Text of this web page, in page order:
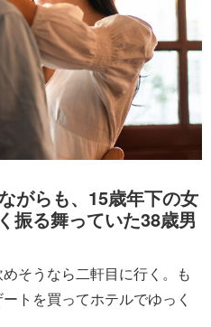
がらも、15歳年下の女
振る舞っていた38歳男
そうなら二軒目に行く。も
トを買ってホテルでゆっく